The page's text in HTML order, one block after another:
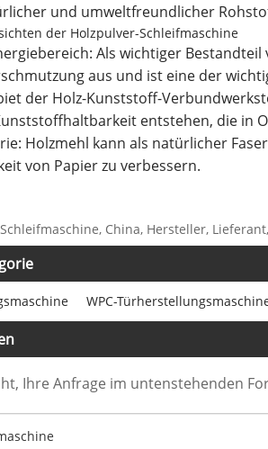
und umweltfreundlicher
der Holzpulver-Schleifmaschine
Als wichtiger
aus und ist eine der
der Holz-Kunststoff-
entstehen, die in
Holzmehl kann als natürlicher
von Papier zu verbessern.
China, Hersteller,
WPC-
Ihre Anfrage im untenstehenden